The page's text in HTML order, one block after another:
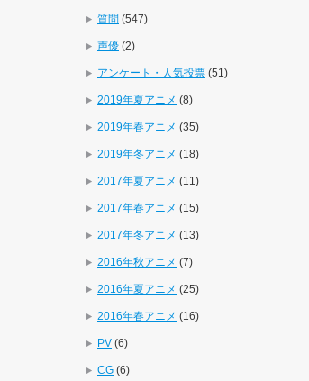
質問 (547)
声優 (2)
アンケート・人気投票 (51)
2019年夏アニメ (8)
2019年春アニメ (35)
2019年冬アニメ (18)
2017年夏アニメ (11)
2017年春アニメ (15)
2017年冬アニメ (13)
2016年秋アニメ (7)
2016年夏アニメ (25)
2016年春アニメ (16)
PV (6)
CG (6)